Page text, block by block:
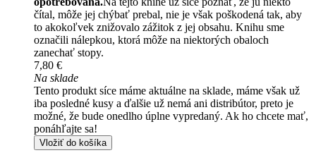
čítal, môže jej chýbať prebal, nie je však poškodená tak, aby
to akokoľvek znižovalo zážitok z jej obsahu. Knihu sme
označili nálepkou, ktorá môže na niektorých obaloch
zanechať stopy.
7,80 €
Na sklade
Tento produkt síce máme aktuálne na sklade, máme však už
iba posledné kusy a ďalšie už nemá ani distribútor, preto je
možné, že bude onedlho úplne vypredaný. Ak ho chcete mať,
ponáhľajte sa!
Vložiť do košíka